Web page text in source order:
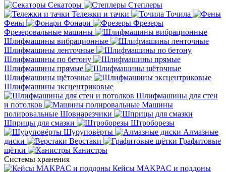
Секаторы
Степлеры
Тележки и тачки
Точила
Фены
Фонари
Фрезеры
Фрезеровальные машины
Шлифмашины вибрационные
Шлифмашины ленточные
Шлифмашины по бетону
Шлифмашины прямые
Шлифмашины щёточные
Шлифмашины эксцентриковые
Шлифмашины для стен
и потолков
Машины
полировальные Шовнарезчики
Шприцы для смазки
Штроборезы
Шуруповёрты
Алмазные
диски
Верстаки
Графитовые
щётки
Канистры
Системы хранения
Кейсы MAKPAC и поддоны